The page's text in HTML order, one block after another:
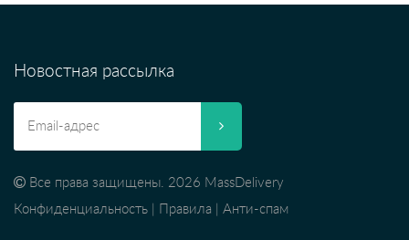
Новостная рассылка
Все права защищены. 2026 MassDelivery
Конфиденциальность
Правила Анти-спам